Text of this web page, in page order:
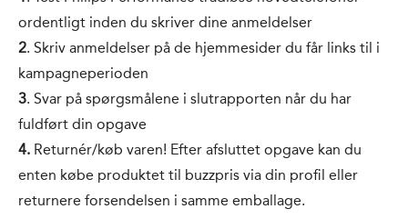
ordentligt inden du skriver dine anmeldelser
2. Skriv anmeldelser på de hjemmesider du får links til i
kampagneperioden
3. Svar på spørgsmålene i slutrapporten når du har
fuldført din opgave
4. Returnér/køb varen! Efter afsluttet opgave kan du
enten købe produktet til buzzpris via din profil eller
returnere forsendelsen i samme emballage.